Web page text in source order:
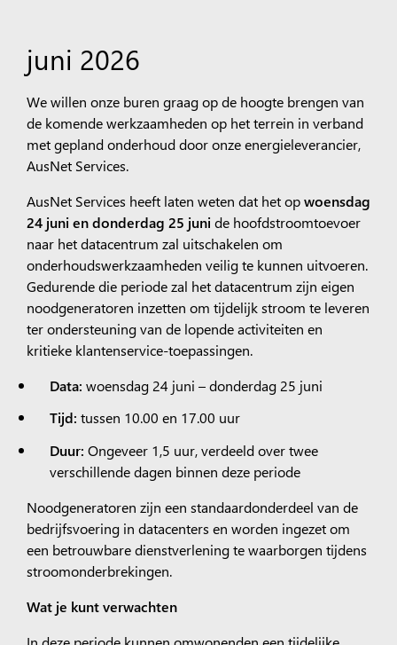
juni 2026
We willen onze buren graag op de hoogte brengen van
de komende werkzaamheden op het terrein in verband
met gepland onderhoud door onze energieleverancier,
AusNet Services.
AusNet Services heeft laten weten dat het opwoensdag
24 juni en donderdag 25 juni de hoofdstroomtoevoer
naar het datacentrum zal uitschakelen om
onderhoudswerkzaamheden veilig te kunnen uitvoeren.
Gedurende die periode zal het datacentrum zijn eigen
noodgeneratoren inzetten om tijdelijk stroom te leveren
ter ondersteuning van de lopende activiteiten en
kritieke klantenservice-toepassingen.
Data: woensdag 24 juni – donderdag 25 juni
Tijd: tussen 10.00 en 17.00 uur
Duur: Ongeveer 1,5 uur, verdeeld over twee
verschillende dagen binnen deze periode
Noodgeneratoren zijn een standaardonderdeel van de
bedrijfsvoering in datacenters en worden ingezet om
een betrouwbare dienstverlening te waarborgen tijdens
stroomonderbrekingen.
Wat je kunt verwachten